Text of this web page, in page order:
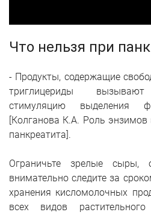
Что нельзя при
- Продукты, содержащие
триглицериды вызывают
стимуляцию выделения
Колганова К.А. Роль энзимов
панкреатита ].
Ограничьте зрелые сыры,
внимательно следите за
хранения кисломолочных
всех видов